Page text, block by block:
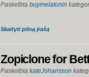
Paskelbta buymelatonin
Skaityti pilną įrašą
Zopiclone for
Paskelbta kateJohansson